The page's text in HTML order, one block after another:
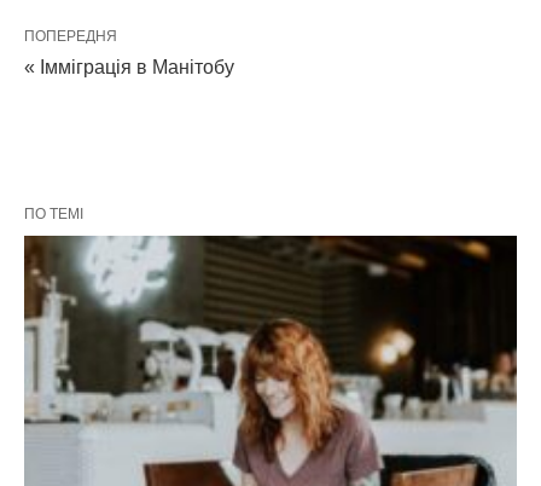
ПОПЕРЕДНЯ
« Імміграція в Манітобу
ПО ТЕМІ